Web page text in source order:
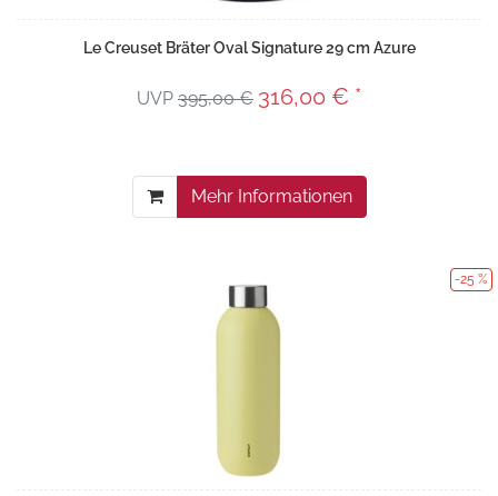
Le Creuset Bräter Oval Signature 29 cm Azure
UVP 395,00 € 316,00 € *
Mehr Informationen
-25 %